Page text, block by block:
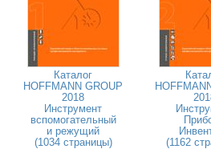
Каталог
HOFFMANN GROUP
2018
Инструмент
вспомогательный
и режущий
(1034 страницы)
(1162